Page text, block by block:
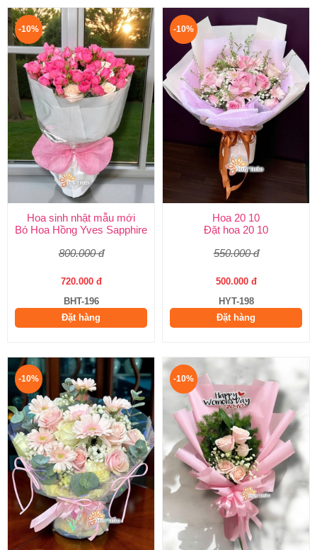
-10%
Hoa sinh nhật mẫu mới
Bó Hoa Hồng Yves Sapphire
800.000 đ
720.000 đ
BHT-196
Đặt hàng
-10%
Hoa 20 10
Đặt hoa 20 10
550.000 đ
500.000 đ
HYT-198
Đặt hàng
-10% -10%